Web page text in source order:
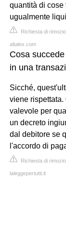
quantità di
ugualmente
Richiesta di
altalex.com
Cosa
in una
Sicché,
viene
valevole per
un decreto
dal debitore se
l'accordo di
Richiesta di
laleggepertutti.it